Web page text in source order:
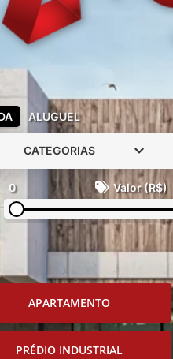
ALUGUEL
CATEGORIAS
0 Valor (R$)
APARTAMENTO
PRÉDIO INDUSTRIAL